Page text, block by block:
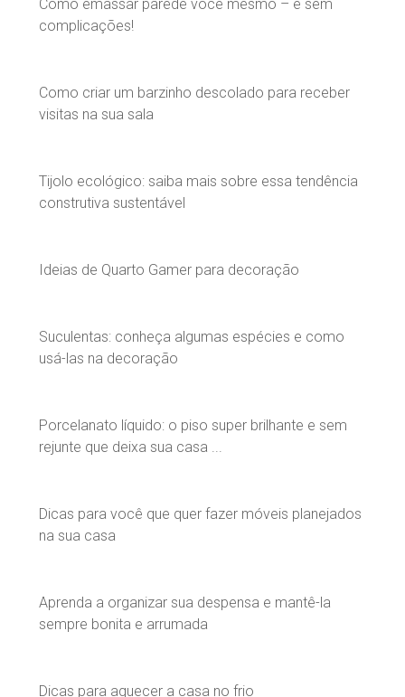
Como emassar parede você mesmo – e sem
complicações!
Como criar um barzinho descolado para receber
visitas na sua sala
Tijolo ecológico: saiba mais sobre essa tendência
construtiva sustentável
Ideias de Quarto Gamer para decoração
Suculentas: conheça algumas espécies e como
usá-las na decoração
Porcelanato líquido: o piso super brilhante e sem
rejunte que deixa sua casa ...
Dicas para você que quer fazer móveis planejados
na sua casa
Aprenda a organizar sua despensa e mantê-la
sempre bonita e arrumada
Dicas para aquecer a casa no frio